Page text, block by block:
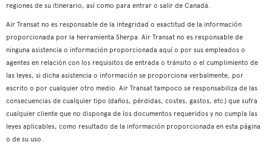
regiones de su itinerario, así como para entrar o salir de Canadá.
Air Transat no es responsable de la integridad o exactitud de la información
proporcionada por la herramienta Sherpa. Air Transat no es responsable de
ninguna asistencia o información proporcionada aquí o por sus empleados o
agentes en relación con los requisitos de entrada o tránsito o el cumplimiento de
las leyes, si dicha asistencia o información se proporciona verbalmente, por
escrito o por cualquier otro medio. Air Transat tampoco se responsabiliza de las
consecuencias de cualquier tipo (daños, pérdidas, costes, gastos, etc.) que sufra
cualquier cliente que no disponga de los documentos requeridos y no cumpla las
leyes aplicables, como resultado de la información proporcionada en esta página
o de su uso.